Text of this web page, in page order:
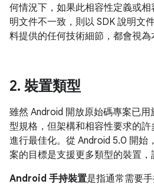
何情況下，如果此相容性定義或相
明文件不一致，則以 SDK 說明文件
料提供的任何技術細節，都會視為
2. 裝置類型
雖然 Android 開放原始碼專案已
型規格，但架構和相容性要求的
進行最佳化。從 Android 5.0 開始
案的目標是支援更多類型的裝置，
Android 手持裝置是指通常需要